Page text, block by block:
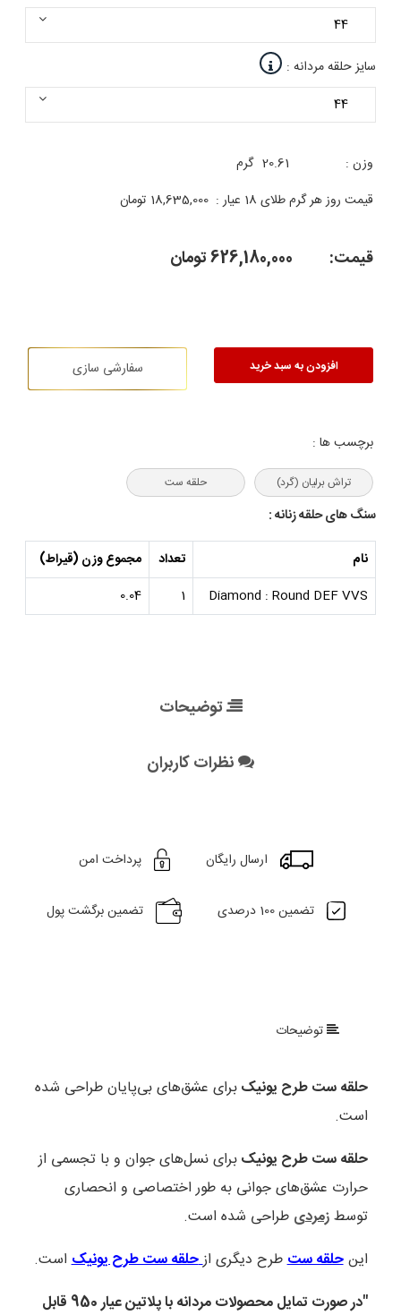
سایز حلقه مردانه :
وزن : 20.61 گرم
قیمت روز هر گرم طلای 18 عیار :
18,635,000 تومان
قیمت: 626,180,000تومان
افزودن به سبد خرید سفارشی سازی
برچسب ها :
تراش برلیان (گرد) حلقه ست
سنگ های حلقه زنانه :
نام تعداد
مجموع وزن (قیراط)
Diamond : Round DEF VVS
1
0.04
توضیحات
نظرات کاربران
ارسال رایگان پرداخت امن
تضمین 100 درصدی تضمین برگشت پول
توضیحات
حلقه ست طرح یونیکبرای عشق‌های بی‌پایان طراحی شده‌
است.
حلقه ست طرح یونیکبرای نسل‌های جوان و با تجسمی از
حرارت عشق‌های جوانی به طور اختصاصی و انحصاری
توسطزمردی طراحی شده است.
اینحلقه ستطرح دیگری ازحلقه ست طرح یونیکاست.
"در صورت تمایل محصولات مردانه با پلاتین عیار 950 قابل